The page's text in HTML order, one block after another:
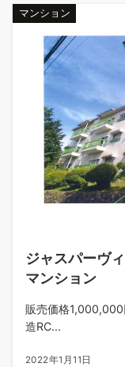
マンション
ジャスパーヴ
マンション
販売価格
造RC...
2022年1月11日